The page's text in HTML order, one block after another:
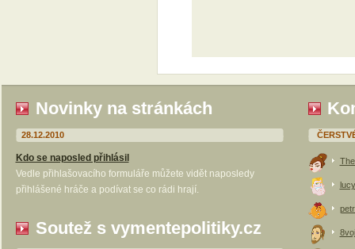
Novinky na stránkách
28.12.2010
Kdo se naposled přihlásil
Vedle přihlašovacího formuláře můžete vidět naposledy
přihlášené hráče a podívat se co rádi hrají.
Soutež s vymentepolitiky.cz